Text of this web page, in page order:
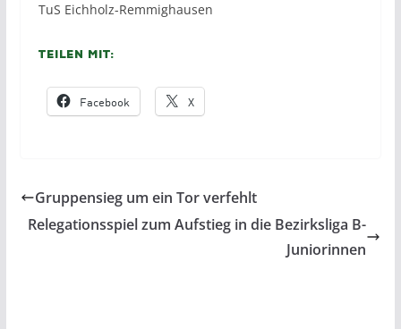
TuS Eichholz-Remmighausen
Teilen mit:
Facebook X
Gruppensieg um ein Tor verfehlt
Relegationsspiel zum Aufstieg in die Bezirksliga B-
Juniorinnen